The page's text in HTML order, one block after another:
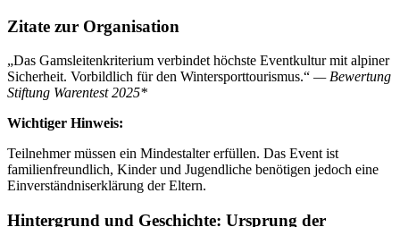
Zitate zur Organisation
„Das Gamsleitenkriterium verbindet höchste Eventkultur mit alpiner
Sicherheit. Vorbildlich für den Wintersporttourismus.“ — Bewertung
Stiftung Warentest 2025*
Wichtiger Hinweis:
Teilnehmer müssen ein Mindestalter erfüllen. Das Event ist
familienfreundlich, Kinder und Jugendliche benötigen jedoch eine
Einverständniserklärung der Eltern.
Hintergrund und Geschichte: Ursprung der